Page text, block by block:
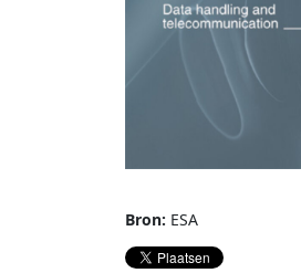
Bron: ESA